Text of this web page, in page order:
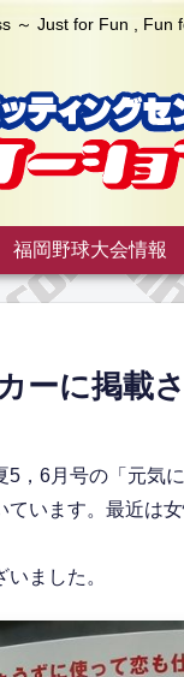
～ Just for Fun , Fun
福岡野球大会情報
ーに掲載
5，6月号の「元気
ています。最近は
ました。